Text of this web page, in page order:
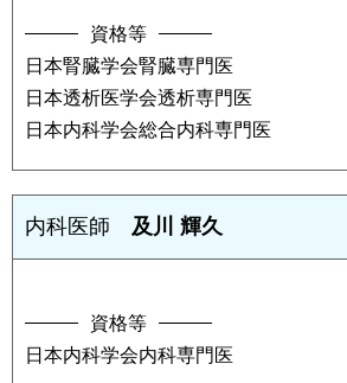
資格等
日本腎臓学会腎臓専門医
日本透析医学会透析専門医
日本内科学会総合内科専門医
内科医師 及川 輝久
資格等
日本内科学会内科専門医